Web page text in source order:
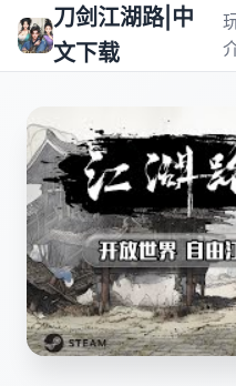
刀剑江湖路|中
文下载